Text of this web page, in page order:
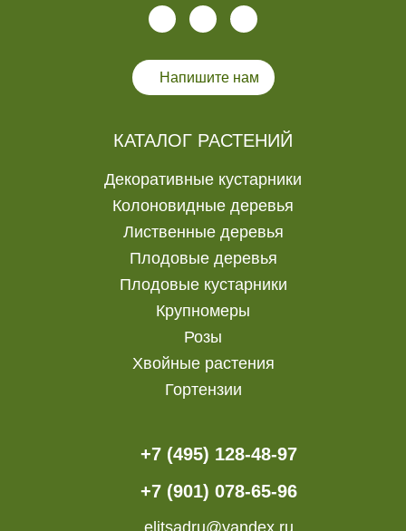
Напишите нам
КАТАЛОГ РАСТЕНИЙ
Декоративные кустарники
Колоновидные деревья
Лиственные деревья
Плодовые деревья
Плодовые кустарники
Крупномеры
Розы
Хвойные растения
Гортензии
+7 (495) 128-48-97
+7 (901) 078-65-96